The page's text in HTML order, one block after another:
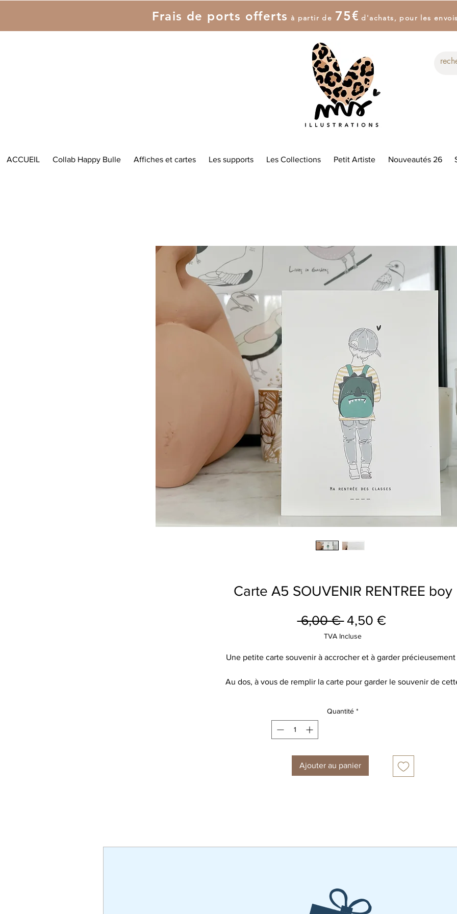
Frais de ports offerts à partir de 75€ d'achats, pour les
ACCUEIL Collab Happy Bulle Affiches et cartes Les supports Les Collections Petit Artiste Nouveautés 26
Carte A5 SOUVENIR RENTREE boy
6,00 € Prix
original
4,50 €Prix
TVA Incluse
Une petite carte souvenir à accrocher et à garder précieusement
Au dos, à vous de remplir la carte pour garder le souvenir de
pas de cartes personnalisables.
Quantité *
Ajouter au panier